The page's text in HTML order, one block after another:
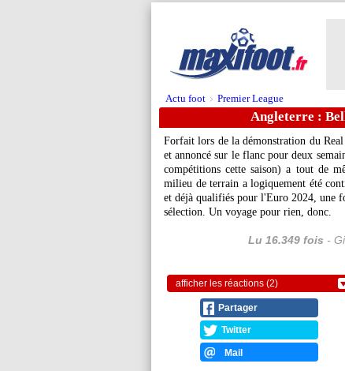
Actu foot > Premier League
Angleterre :
Forfait lors de la démonstration du
et annoncé sur le flanc pour deux
compétitions cette saison) a tout de
milieu de terrain a logiquement été
et déjà qualifiés pour l'Euro 2024, une
sélection. Un voyage pour rien, donc.
Lu 16.349 fois -
afficher les réactions (2)
Partager
Twitter
Mail